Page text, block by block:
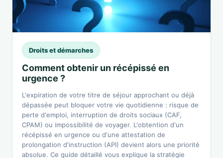
Droits et démarches
Comment obtenir un récépissé en
urgence ?
L'expiration de votre titre de séjour approchant ou déjà
dépassée peut bloquer votre vie quotidienne : risque de
perte d'emploi, interruption de droits sociaux (CAF,
CPAM) ou impossibilité de voyager. L'obtention d'un
récépissé en urgence ou d'une attestation de
prolongation d'instruction (API) devient alors une priorité
absolue. Ce guide détaillé vous explique la stratégie